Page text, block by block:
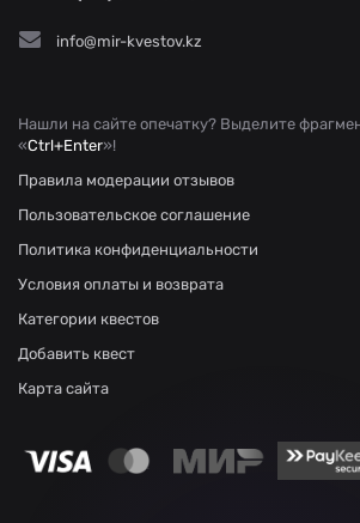
info@mir-kvestov.kz
Нашли на сайте опечатку? Выделите
«Ctrl+Enter»!
Правила модерации отзывов
Пользовательское соглашение
Политика конфиденциальности
Условия оплаты и возврата
Категории квестов
Добавить квест
Карта сайта